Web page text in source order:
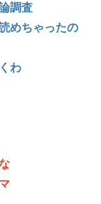
調査
めちゃったの
わ